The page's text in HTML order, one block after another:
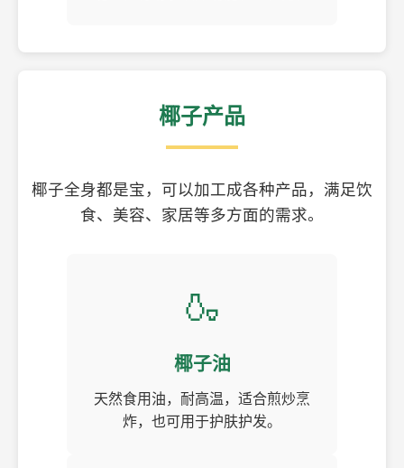
椰子产品
椰子全身都是宝，可以加工成各种产品，满足饮
食、美容、家居等多方面的需求。
🍶
椰子油
天然食用油，耐高温，适合煎炒烹
炸，也可用于护肤护发。